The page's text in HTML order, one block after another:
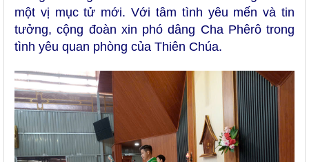
một vị mục tử mới. Với tâm tình yêu mến và tin
tưởng, cộng đoàn xin phó dâng Cha Phêrô trong
tình yêu quan phòng của Thiên Chúa.